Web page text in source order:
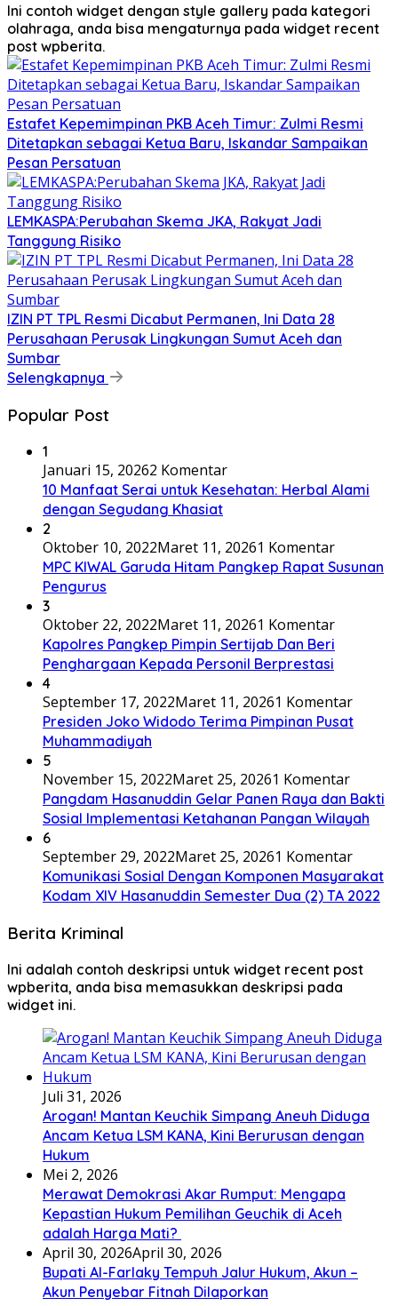
Ini contoh widget dengan style gallery pada kategori
olahraga, anda bisa mengaturnya pada widget recent
post wpberita.
Estafet Kepemimpinan PKB Aceh Timur: Zulmi Resmi
Ditetapkan sebagai Ketua Baru, Iskandar Sampaikan
Pesan Persatuan
LEMKASPA:Perubahan Skema JKA, Rakyat Jadi
Tanggung Risiko
IZIN PT TPL Resmi Dicabut Permanen, Ini Data 28
Perusahaan Perusak Lingkungan Sumut Aceh dan
Sumbar
Selengkapnya
Popular Post
1
Januari 15, 20262 Komentar
10 Manfaat Serai untuk Kesehatan: Herbal Alami
dengan Segudang Khasiat
2
Oktober 10, 2022Maret 11, 20261 Komentar
MPC KIWAL Garuda Hitam Pangkep Rapat Susunan
Pengurus
3
Oktober 22, 2022Maret 11, 20261 Komentar
Kapolres Pangkep Pimpin Sertijab Dan Beri
Penghargaan Kepada Personil Berprestasi
4
September 17, 2022Maret 11, 20261 Komentar
Presiden Joko Widodo Terima Pimpinan Pusat
Muhammadiyah
5
November 15, 2022Maret 25, 20261 Komentar
Pangdam Hasanuddin Gelar Panen Raya dan Bakti
Sosial Implementasi Ketahanan Pangan Wilayah
6
September 29, 2022Maret 25, 20261 Komentar
Komunikasi Sosial Dengan Komponen Masyarakat
Kodam XIV Hasanuddin Semester Dua (2) TA 2022
Berita Kriminal
Ini adalah contoh deskripsi untuk widget recent post
wpberita, anda bisa memasukkan deskripsi pada
widget ini.
Juli 31, 2026
Arogan! Mantan Keuchik Simpang Aneuh Diduga
Ancam Ketua LSM KANA, Kini Berurusan dengan
Hukum
Mei 2, 2026
Merawat Demokrasi Akar Rumput: Mengapa
Kepastian Hukum Pemilihan Geuchik di Aceh
adalah Harga Mati? ‎
April 30, 2026April 30, 2026
Bupati Al-Farlaky Tempuh Jalur Hukum, Akun –
Akun Penyebar Fitnah Dilaporkan